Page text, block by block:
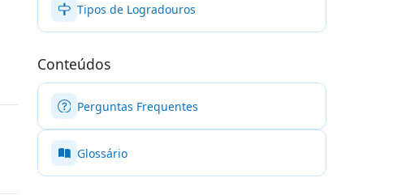
Tipos de Logradouros
Conteúdos
Perguntas Frequentes
Glossário